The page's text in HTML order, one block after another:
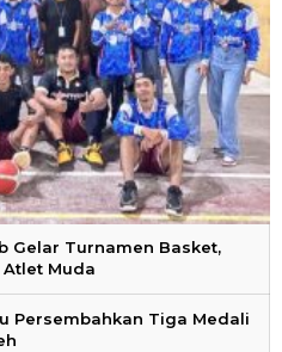
Gelar Turnamen Basket,
Muda
Persembahkan Tiga Medali